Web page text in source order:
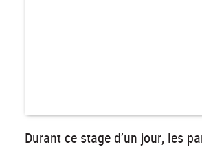
Durant ce stage d’un jour, les